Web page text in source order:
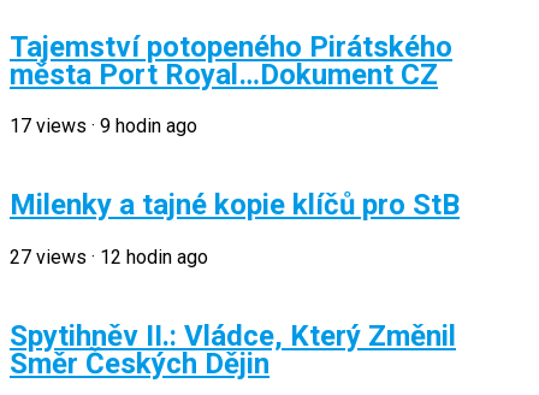
Tajemství potopeného Pirátského
města Port Royal…Dokument CZ
17 views · 9 hodin ago
Milenky a tajné kopie klíčů pro StB
27 views · 12 hodin ago
Spytihněv II.: Vládce, Který Změnil
Směr Českých Dějin